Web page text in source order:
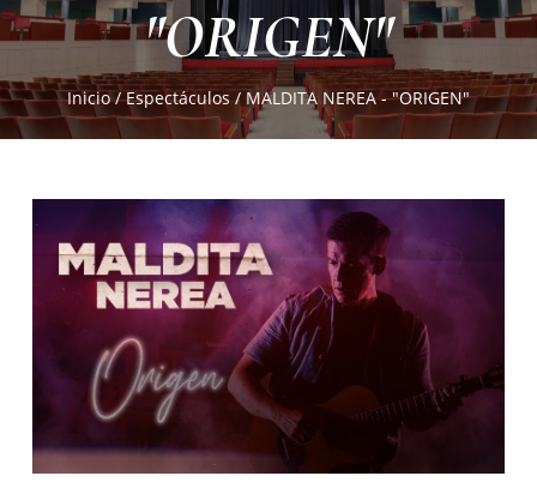
"ORIGEN"
Inicio /Espectáculos /MALDITA NEREA - "ORIGEN"